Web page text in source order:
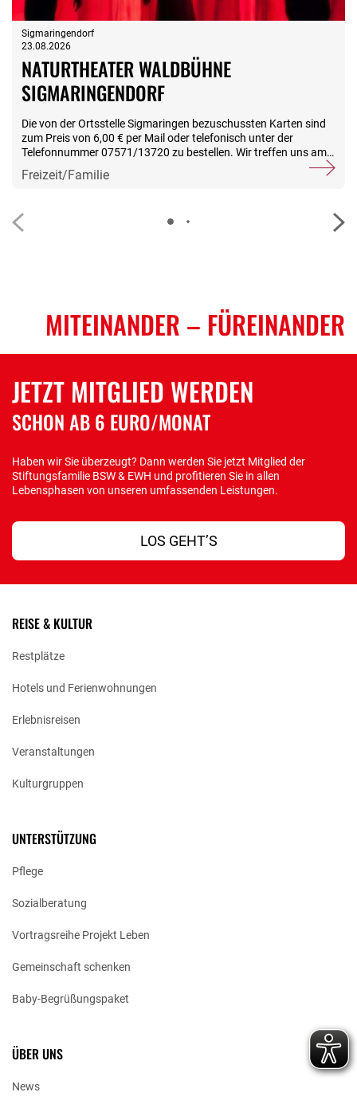
Sigmaringendorf
23.08.2026
NATURTHEATER WALDBÜHNE
SIGMARINGENDORF
Die von der Ortsstelle Sigmaringen bezuschussten Karten sind
zum Preis von 6,00 € per Mail oder telefonisch unter der
Telefonnummer 07571/13720 zu bestellen. Wir treffen uns am
Waldbühne. Beginn der Veranstaltung: 14:30 UhrNach der
bestellten Karten ist der zeitliche Eingang der Anmeldungen
Freizeit/Familie
MITEINANDER – FÜREINANDER
JETZT MITGLIED WERDEN
SCHON AB 6 EURO/MONAT
Haben wir Sie überzeugt? Dann werden Sie jetzt Mitglied der
Stiftungsfamilie BSW & EWH und profitieren Sie in allen
Lebensphasen von unseren umfassenden Leistungen.
LOS GEHT’S
REISE & KULTUR
Restplätze
Hotels und Ferienwohnungen
Erlebnisreisen
Veranstaltungen
Kulturgruppen
UNTERSTÜTZUNG
Pflege
Sozialberatung
Vortragsreihe Projekt Leben
Gemeinschaft schenken
Baby-Begrüßungspaket
ÜBER UNS
News